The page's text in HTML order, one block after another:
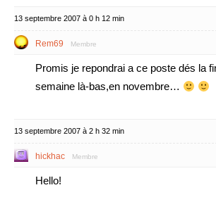
13 septembre 2007 à 0 h 12 min
Rem69 Membre
Promis je repondrai a ce poste dés la
semaine là-bas,en novembre…
13 septembre 2007 à 2 h 32 min
hickhac Membre
Hello!